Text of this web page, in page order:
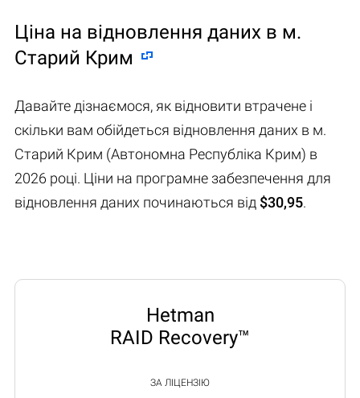
Ціна на відновлення даних в м.
Старий Крим
Давайте дізнаємося, як відновити втрачене і
скільки вам обійдеться відновлення даних в м.
Старий Крим (Автономна Республіка Крим) в
2026 році. Ціни на програмне забезпечення для
відновлення даних починаються від $30,95.
Hetman
RAID Recovery™
ЗА ЛІЦЕНЗІЮ